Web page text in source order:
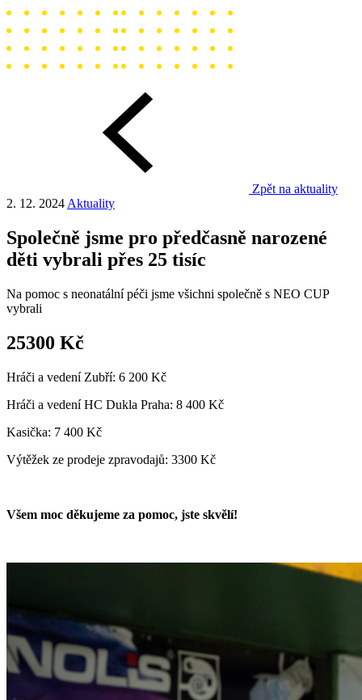
Zpět na aktuality
2. 12. 2024 Aktuality
Společně jsme pro předčasně narozené
děti vybrali přes 25 tisíc
Na pomoc s neonatální péči jsme všichni společně s NEO CUP
vybrali
25300 Kč
Hráči a vedení Zubří: 6 200 Kč
Hráči a vedení HC Dukla Praha: 8 400 Kč
Kasička: 7 400 Kč
Výtěžek ze prodeje zpravodajů: 3300 Kč
Všem moc děkujeme za pomoc, jste skvělí!